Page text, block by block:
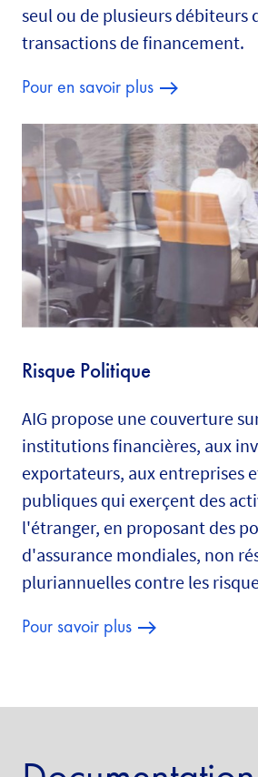
seul ou de plusieurs débiteurs
transactions de financement.
Pour en savoir plus
Risque Politique
AIG propose une couverture
institutions financières, aux
exportateurs, aux entreprises
publiques qui exerçent des
l'étranger, en proposant des
d'assurance mondiales, non
pluriannuelles contre les
Pour savoir plus